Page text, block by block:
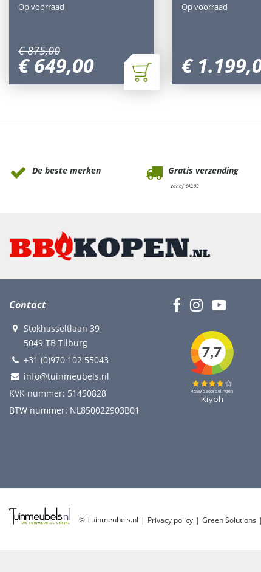
€ 875,00
€ 649,00
Op voorraad
€ 1.199,
Op voorraad
De beste merken Gratis verzending
vanaf €49,99
Contact
Stokhasseltlaan 39
5049 TB Tilburg
+31 (0)970 102 55043
info@tuinmeubels.nl
KVK nummer: 51450828
BTW nummer: NL850022903B01
© Tuinmeubels.nl Privacy policy Green Solutions